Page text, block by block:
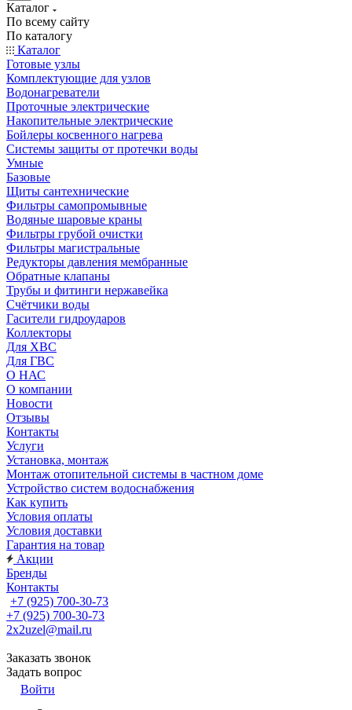
Каталог
По всему сайту
По каталогу
Каталог
Готовые узлы
Комплектующие для узлов
Водонагреватели
Проточные электрические
Накопительные электрические
Бойлеры косвенного нагрева
Системы защиты от протечки воды
Умные
Базовые
Щиты сантехнические
Фильтры самопромывные
Водяные шаровые краны
Фильтры грубой очистки
Фильтры магистральные
Редукторы давления мембранные
Обратные клапаны
Трубы и фитинги нержавейка
Счётчики воды
Гасители гидроударов
Коллекторы
Для ХВС
Для ГВС
О НАС
О компании
Новости
Отзывы
Контакты
Услуги
Установка, монтаж
Монтаж отопительной системы в частном доме
Устройство систем водоснабжения
Как купить
Условия оплаты
Условия доставки
Гарантия на товар
Акции
Бренды
Контакты
+7 (925) 700-30-73
+7 (925) 700-30-73
2x2uzel@mail.ru
Заказать звонок
Задать вопрос
Войти